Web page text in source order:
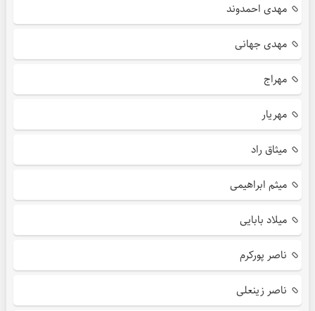
مهدی احمدوند
مهدی جهانی
مهراج
مهریار
میثاق راد
میثم ابراهیمی
میلاد بابایی
ناصر پورکرم
ناصر زینعلی